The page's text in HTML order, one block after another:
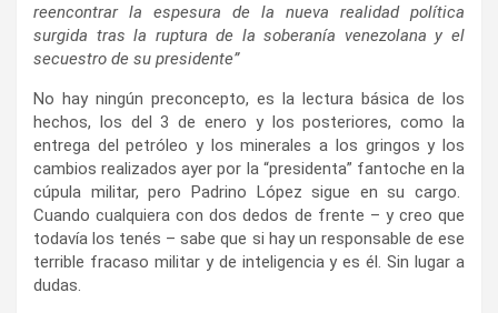
reencontrar la espesura de la nueva realidad política
surgida tras la ruptura de la soberanía venezolana y el
secuestro de su presidente”
No hay ningún preconcepto, es la lectura básica de los
hechos, los del 3 de enero y los posteriores, como la
entrega del petróleo y los minerales a los gringos y los
cambios realizados ayer por la “presidenta” fantoche en la
cúpula militar, pero Padrino López sigue en su cargo.
Cuando cualquiera con dos dedos de frente – y creo que
todavía los tenés – sabe que si hay un responsable de ese
terrible fracaso militar y de inteligencia y es él. Sin lugar a
dudas.